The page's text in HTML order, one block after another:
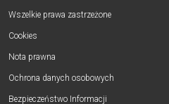
Wszelkie prawa zastrzeżone
Cookies
Nota prawna
Ochrona danych osobowych
Bezpieczeństwo Informacji